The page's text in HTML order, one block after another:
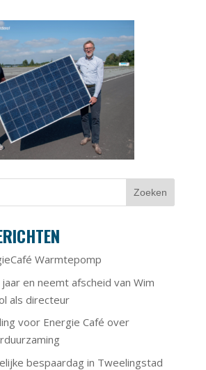
Warmtepomp
en neemt afscheid van Wim
als directeur
voor Energie Café over
bespaardag in Tweelingstad